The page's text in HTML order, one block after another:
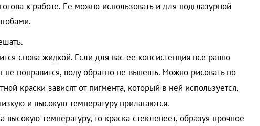
к работе. Ее можно использовать и для подглазурной
снова жидкой. Если для вас ее консистенция все равно
не понравится, воду обратно не вынешь. Можно рисовать по
краски зависят от пигмента, который в ней используется,
и высокую температуру прилагаются.
температуру, то краска стекленеет, образуя прочное